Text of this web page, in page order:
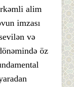
alim
imzası
və
öz